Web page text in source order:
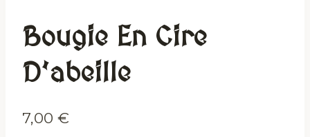
Bougie En Cire
D’abeille
7,00 €